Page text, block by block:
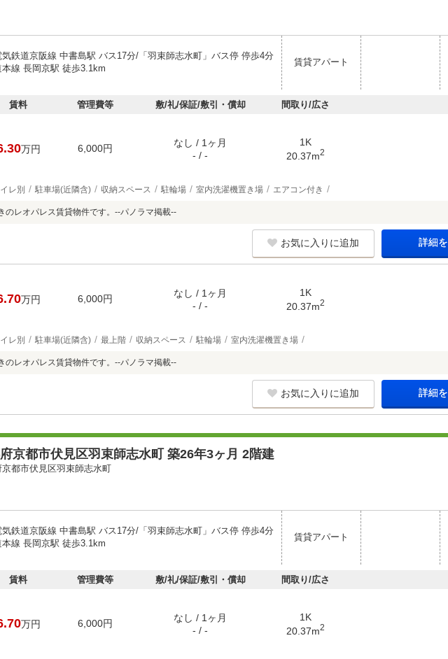
気鉄道京阪線 中書島駅 バス17分/「羽束師志水町」バス停 停歩4分
本線 長岡京駅 徒歩3.1km
賃貸アパート
賃料 管理費等 敷/礼/保証/敷引・償却 間取り/広さ
万円 6,000円
なし / 1ヶ月
- / -
1K
20.37m2
レ別 駐車場(近隣含) 収納スペース 駐輪場 室内洗濯機置き場 エアコン付き
のレオパレス賃貸物件です。--パノラマ掲載--
お気に入りに追加 詳細
万円 6,000円
なし / 1ヶ月
- / -
1K
20.37m2
レ別 駐車場(近隣含) 最上階 収納スペース 駐輪場 室内洗濯機置き場
のレオパレス賃貸物件です。--パノラマ掲載--
お気に入りに追加 詳細
京都市伏見区羽束師志水町 築26年3ヶ月 2階建
京都市伏見区羽束師志水町
気鉄道京阪線 中書島駅 バス17分/「羽束師志水町」バス停 停歩4分
本線 長岡京駅 徒歩3.1km
賃貸アパート
賃料 管理費等 敷/礼/保証/敷引・償却 間取り/広さ
万円 6,000円
なし / 1ヶ月
- / -
1K
20.37m2